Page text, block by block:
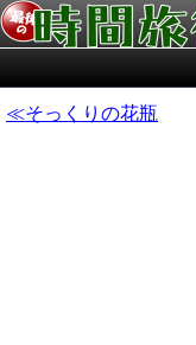
そっくりの花瓶